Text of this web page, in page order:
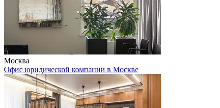
Москва
Офис юридической компании в Москве